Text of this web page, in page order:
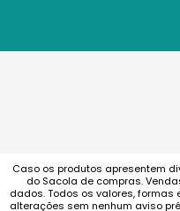
Caso os produtos apresentem
do Sacola de compras.
dados. Todos os valores,
alterações sem nenhum aviso